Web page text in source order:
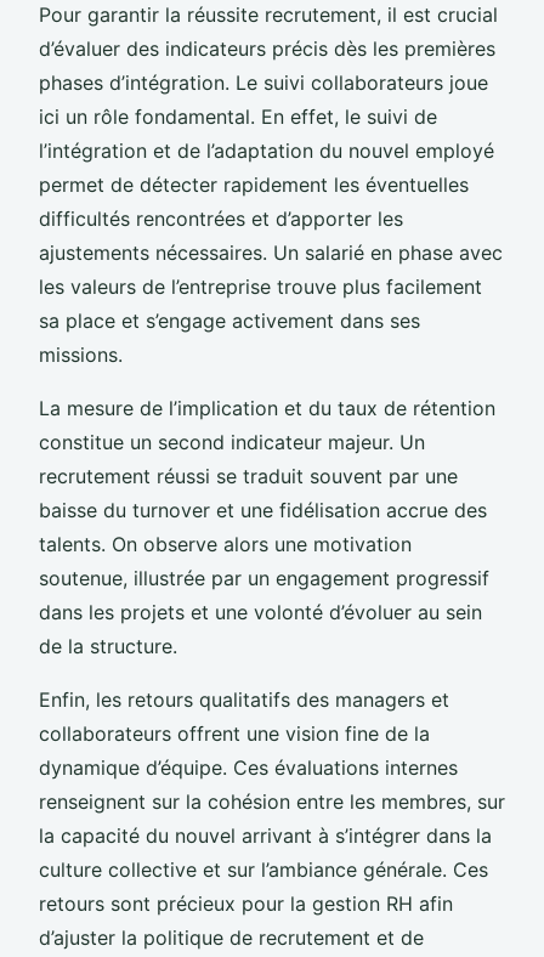
Pour garantir la réussite recrutement, il est crucial
d’évaluer des indicateurs précis dès les premières
phases d’intégration. Le suivi collaborateurs joue
ici un rôle fondamental. En effet, le suivi de
l’intégration et de l’adaptation du nouvel employé
permet de détecter rapidement les éventuelles
difficultés rencontrées et d’apporter les
ajustements nécessaires. Un salarié en phase avec
les valeurs de l’entreprise trouve plus facilement
sa place et s’engage activement dans ses
missions.
La mesure de l’implication et du taux de rétention
constitue un second indicateur majeur. Un
recrutement réussi se traduit souvent par une
baisse du turnover et une fidélisation accrue des
talents. On observe alors une motivation
soutenue, illustrée par un engagement progressif
dans les projets et une volonté d’évoluer au sein
de la structure.
Enfin, les retours qualitatifs des managers et
collaborateurs offrent une vision fine de la
dynamique d’équipe. Ces évaluations internes
renseignent sur la cohésion entre les membres, sur
la capacité du nouvel arrivant à s’intégrer dans la
culture collective et sur l’ambiance générale. Ces
retours sont précieux pour la gestion RH afin
d’ajuster la politique de recrutement et de